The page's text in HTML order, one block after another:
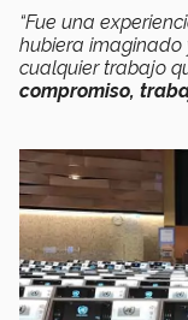
“Fue una
hubiera
cualquier trabajo
compromiso,